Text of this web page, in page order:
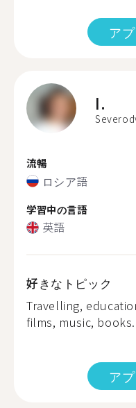
ア
I.
流暢
ロシア語
学習中の言語
英語
好きなトピック
Travelling,
films, music,
ア